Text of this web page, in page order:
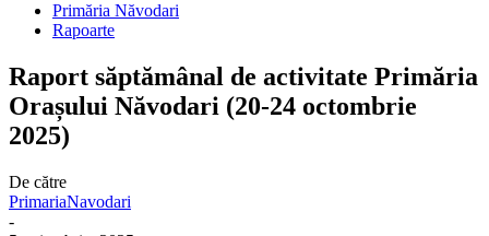
Primăria Năvodari
Rapoarte
Raport săptămânal de activitate Primăria
Orașului Năvodari (20-24 octombrie
2025)
De către
PrimariaNavodari
-